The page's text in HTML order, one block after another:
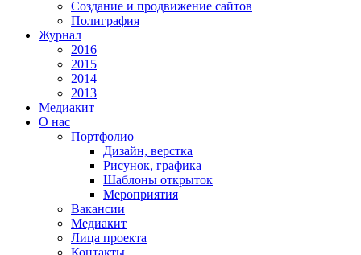
Создание и продвижение сайтов
Полиграфия
Журнал
2016
2015
2014
2013
Медиакит
О нас
Портфолио
Дизайн, верстка
Рисунок, графика
Шаблоны открыток
Мероприятия
Вакансии
Медиакит
Лица проекта
Контакты